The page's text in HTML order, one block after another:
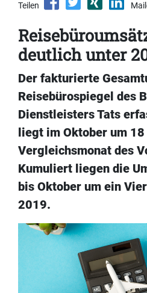
Teilen
deutlich unter
Der fakturierte
Reisebürospiegel des
Dienstleisters Tats
liegt im Oktober um
Vergleichsmonat des
Kumuliert liegen die
bis Oktober um ein
2019.